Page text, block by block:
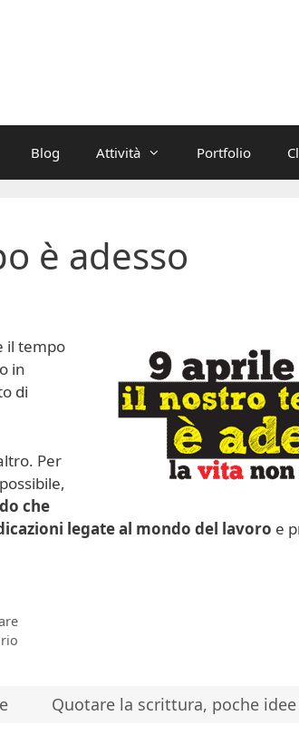
Blog Attività Portfolio
è adesso
il tempo
in
di
Per
che
legate al mondo del lavoro e
Quotare la scrittura, poche